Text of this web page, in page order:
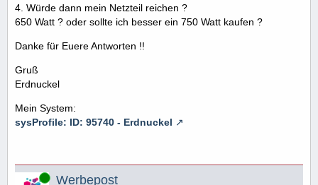
4. Würde dann mein Netzteil reichen ?
650 Watt ? oder sollte ich besser ein 750 Watt kaufen ?
Danke für Euere Antworten !!
Gruß
Erdnuckel
Mein System:
sysProfile: ID: 95740 - Erdnuckel
Online Werbepost